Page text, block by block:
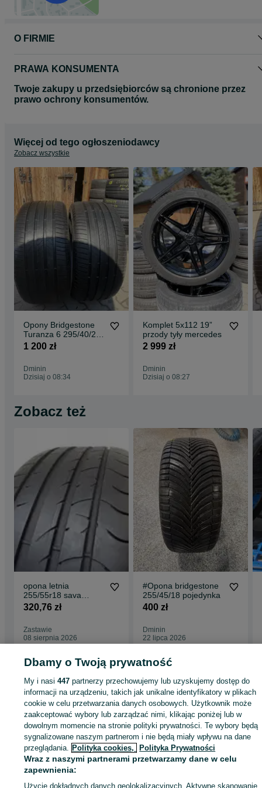
O FIRMIE
PRAWA KONSUMENTA
Twoje zakupy u przedsiębiorców są chronione przez
prawo ochrony konsumentów.
Więcej od tego ogłoszeniodawcy
Zobacz wszystkie
Opony Bridgestone
Turanza 6 295/40/21
para
1 200 zł
Dminin
Dzisiaj o 08:34
Komplet 5x112 19”
przody tyły mercedes
2 999 zł
Dminin
Dzisiaj o 08:27
Zobacz też
opona letnia
255/55r18 sava
intensa suv 2 109w
320,76 zł
Zastawie
08 sierpnia 2026
#Opona bridgestone
255/45/18 pojedynka
400 zł
Dminin
22 lipca 2026
Strona główna Motoryzacja Opony i Felgi Opony
Opony - Lubelskie
Opony - Dminin
KATEGORIA
ID:1009417474
Zadzwoń / SMS Wyślij wiadomość
Dbamy o Twoją prywatność
My i nasi447 partnerzy przechowujemy lub uzyskujemy dostęp do
informacji na urządzeniu, takich jak unikalne identyfikatory w plikach
cookie w celu przetwarzania danych osobowych. Użytkownik może
zaakceptować wybory lub zarządzać nimi, klikając poniżej lub w
dowolnym momencie na stronie polityki prywatności. Te wybory będą
sygnalizowane naszym partnerom i nie będą miały wpływu na dane
przeglądania. Polityka cookies, Polityka Prywatności
Wraz z naszymi partnerami przetwarzamy dane w celu
zapewnienia:
Użycie dokładnych danych geolokalizacyjnych. Aktywne skanowanie